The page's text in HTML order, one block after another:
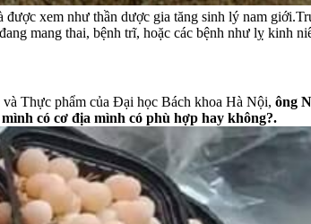
xem như thần dược gia tăng sinh lý nam
mang thai, bệnh trĩ, hoặc các bệnh như lỵ kinh
Thực phẩm của Đại học Bách khoa Hà Nội, ông
có cơ địa mình có phù hợp hay không?.